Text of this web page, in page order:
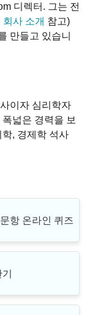
디렉터. 그는 전
회사 소개 참고)
만들고 있습니
이자 심리학자
넓은 경력을 보
, 경제학 석사
항 온라인 퀴즈